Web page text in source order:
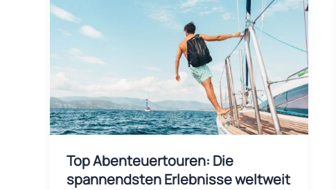
Top Abenteuertouren: Die
spannendsten Erlebnisse weltweit